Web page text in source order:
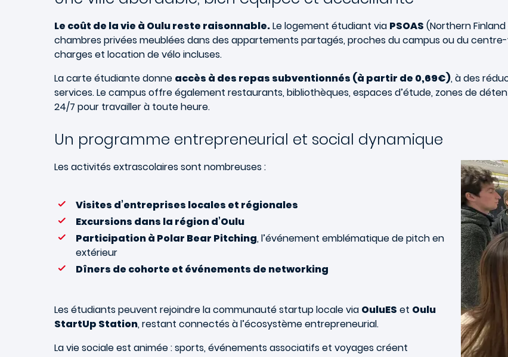
Le coût de la vie à Oulu reste raisonnable.Le logement étudiant via PSOAS (Northern
chambres privées meublées dans des appartements partagés, proches du campus ou du centre-
charges et location de vélo incluses.
La carte étudiante donne accès à des repas subventionnés (à partir de 0,69€), à des
services. Le campus offre également restaurants, bibliothèques, espaces d’étude, zones de
24/7 pour travailler à toute heure.
Un programme entrepreneurial et social dynamique
Image
Les activités extrascolaires sont nombreuses :
Visites d’entreprises locales et régionales
Excursions dans la région d’Oulu
Participation à Polar Bear Pitching, l’événement emblématique de pitch en
extérieur
Dîners de cohorte et événements de networking
Les étudiants peuvent rejoindre la communauté startup locale via OuluES et Oulu
StartUp Station, restant connectés à l’écosystème entrepreneurial.
La vie sociale est animée : sports, événements associatifs et voyages créent